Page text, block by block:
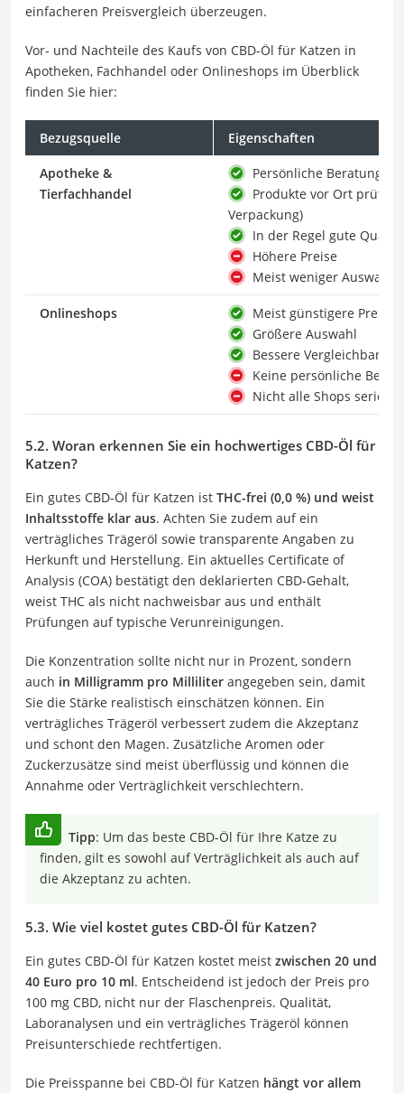
einfacheren Preisvergleich überzeugen.
Vor- und Nachteile des Kaufs von CBD-Öl für Katzen in
Apotheken, Fachhandel oder Onlineshops im Überblick
finden Sie hier:
Bezugsquelle Eigenschaften
Apotheke &
Tierfachhandel
Persönliche Beratung
Produkte vor Ort prüfen
Verpackung)
In der Regel gute
Höhere Preise
Meist weniger Auswahl
Onlineshops
Meist günstigere Preise
Größere Auswahl
Bessere Vergleichbarkeit
Keine persönliche
Nicht alle Shops seriös
5.2. Woran erkennen Sie ein hochwertiges CBD-Öl für
Katzen?
Ein gutes CBD-Öl für Katzen ist THC-frei (0,0 %) und weist
Inhaltsstoffe klar aus. Achten Sie zudem auf ein
verträgliches Trägeröl sowie transparente Angaben zu
Herkunft und Herstellung. Ein aktuelles Certificate of
Analysis (COA) bestätigt den deklarierten CBD-Gehalt,
weist THC als nicht nachweisbar aus und enthält
Prüfungen auf typische Verunreinigungen.
Die Konzentration sollte nicht nur in Prozent, sondern
auch in Milligramm pro Milliliter angegeben sein, damit
Sie die Stärke realistisch einschätzen können. Ein
verträgliches Trägeröl verbessert zudem die Akzeptanz
und schont den Magen. Zusätzliche Aromen oder
Zuckerzusätze sind meist überflüssig und können die
Annahme oder Verträglichkeit verschlechtern.
Tipp: Um das beste CBD-Öl für Ihre Katze zu
finden, gilt es sowohl auf Verträglichkeit als auch auf
die Akzeptanz zu achten.
5.3. Wie viel kostet gutes CBD-Öl für Katzen?
Ein gutes CBD-Öl für Katzen kostet meist zwischen 20 und
40 Euro pro 10 ml. Entscheidend ist jedoch der Preis pro
100 mg CBD, nicht nur der Flaschenpreis. Qualität,
Laboranalysen und ein verträgliches Trägeröl können
Preisunterschiede rechtfertigen.
Die Preisspanne bei CBD-Öl für Katzen hängt vor allem